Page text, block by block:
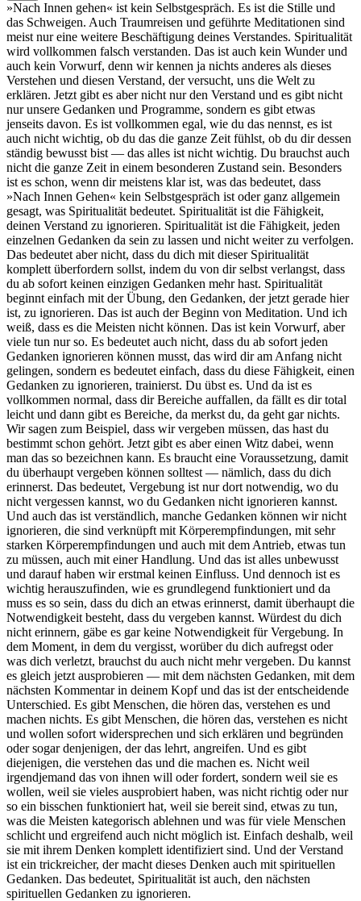
»Nach Innen gehen« ist kein Selbstgespräch. Es ist die Stille und
das Schweigen. Auch Traumreisen und geführte Meditationen sind
meist nur eine weitere Beschäftigung deines Verstandes. Spiritualität
wird vollkommen falsch verstanden. Das ist auch kein Wunder und
auch kein Vorwurf, denn wir kennen ja nichts anderes als dieses
Verstehen und diesen Verstand, der versucht, uns die Welt zu
erklären. Jetzt gibt es aber nicht nur den Verstand und es gibt nicht
nur unsere Gedanken und Programme, sondern es gibt etwas
jenseits davon. Es ist vollkommen egal, wie du das nennst, es ist
auch nicht wichtig, ob du das die ganze Zeit fühlst, ob du dir dessen
ständig bewusst bist — das alles ist nicht wichtig. Du brauchst auch
nicht die ganze Zeit in einem besonderen Zustand sein. Besonders
ist es schon, wenn dir meistens klar ist, was das bedeutet, dass
»Nach Innen Gehen« kein Selbstgespräch ist oder ganz allgemein
gesagt, was Spiritualität bedeutet. Spiritualität ist die Fähigkeit,
deinen Verstand zu ignorieren. Spiritualität ist die Fähigkeit, jeden
einzelnen Gedanken da sein zu lassen und nicht weiter zu verfolgen.
Das bedeutet aber nicht, dass du dich mit dieser Spiritualität
komplett überfordern sollst, indem du von dir selbst verlangst, dass
du ab sofort keinen einzigen Gedanken mehr hast. Spiritualität
beginnt einfach mit der Übung, den Gedanken, der jetzt gerade hier
ist, zu ignorieren. Das ist auch der Beginn von Meditation. Und ich
weiß, dass es die Meisten nicht können. Das ist kein Vorwurf, aber
viele tun nur so. Es bedeutet auch nicht, dass du ab sofort jeden
Gedanken ignorieren können musst, das wird dir am Anfang nicht
gelingen, sondern es bedeutet einfach, dass du diese Fähigkeit, einen
Gedanken zu ignorieren, trainierst. Du übst es. Und da ist es
vollkommen normal, dass dir Bereiche auffallen, da fällt es dir total
leicht und dann gibt es Bereiche, da merkst du, da geht gar nichts.
Wir sagen zum Beispiel, dass wir vergeben müssen, das hast du
bestimmt schon gehört. Jetzt gibt es aber einen Witz dabei, wenn
man das so bezeichnen kann. Es braucht eine Voraussetzung, damit
du überhaupt vergeben können solltest — nämlich, dass du dich
erinnerst. Das bedeutet, Vergebung ist nur dort notwendig, wo du
nicht vergessen kannst, wo du Gedanken nicht ignorieren kannst.
Und auch das ist verständlich, manche Gedanken können wir nicht
ignorieren, die sind verknüpft mit Körperempfindungen, mit sehr
starken Körperempfindungen und auch mit dem Antrieb, etwas tun
zu müssen, auch mit einer Handlung. Und das ist alles unbewusst
und darauf haben wir erstmal keinen Einfluss. Und dennoch ist es
wichtig herauszufinden, wie es grundlegend funktioniert und da
muss es so sein, dass du dich an etwas erinnerst, damit überhaupt die
Notwendigkeit besteht, dass du vergeben kannst. Würdest du dich
nicht erinnern, gäbe es gar keine Notwendigkeit für Vergebung. In
dem Moment, in dem du vergisst, worüber du dich aufregst oder
was dich verletzt, brauchst du auch nicht mehr vergeben. Du kannst
es gleich jetzt ausprobieren — mit dem nächsten Gedanken, mit dem
nächsten Kommentar in deinem Kopf und das ist der entscheidende
Unterschied. Es gibt Menschen, die hören das, verstehen es und
machen nichts. Es gibt Menschen, die hören das, verstehen es nicht
und wollen sofort widersprechen und sich erklären und begründen
oder sogar denjenigen, der das lehrt, angreifen. Und es gibt
diejenigen, die verstehen das und die machen es. Nicht weil
irgendjemand das von ihnen will oder fordert, sondern weil sie es
wollen, weil sie vieles ausprobiert haben, was nicht richtig oder nur
so ein bisschen funktioniert hat, weil sie bereit sind, etwas zu tun,
was die Meisten kategorisch ablehnen und was für viele Menschen
schlicht und ergreifend auch nicht möglich ist. Einfach deshalb, weil
sie mit ihrem Denken komplett identifiziert sind. Und der Verstand
ist ein trickreicher, der macht dieses Denken auch mit spirituellen
Gedanken. Das bedeutet, Spiritualität ist auch, den nächsten
spirituellen Gedanken zu ignorieren.